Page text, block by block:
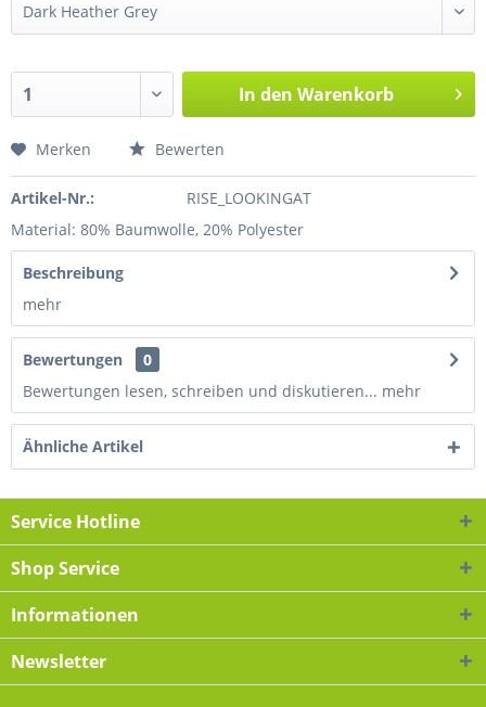
In den Warenkorb
Merken Bewerten
Artikel-Nr.:
RISE_LOOKINGAT
Material: 80% Baumwolle, 20% Polyester
Beschreibung
mehr
Bewertungen
0
Bewertungen lesen, schreiben und diskutieren... mehr
Ähnliche Artikel
Service Hotline
Shop Service
Informationen
Newsletter